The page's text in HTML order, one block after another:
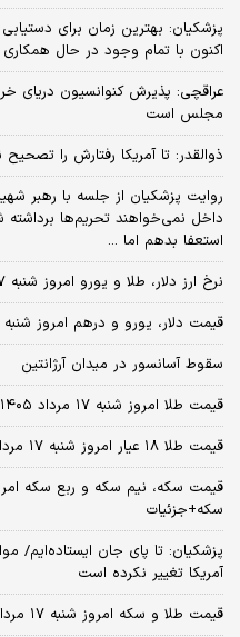
پزشکیان‌: بهترین زمان برای
اکنون با تمام وجود در حال
عراقچی: پذیرش کنوانسیون دریای
مجلس است
ذوالقدر: تا آمریکا رفتارش را
روایت پزشکیان از جلسه با رهبر
داخل نمی‌خواهند تحریم‌ها
استعفا بدهم اما ...
نرخ ارز دلار، طلا و یورو امروز شنبه ۱۷ مرداد ۱۴۰۵/ رشد قیمت طلا و سکه
قیمت دلار، یورو و درهم امروز شنبه ۱۷ مرداد ۱۴۰۵ |کاهش قیمت دلار
سقوط آسانسور در میدان آرژانتین
قیمت طلا امروز شنبه ۱۷ مرداد ۱۴۰۵/افزایش قیمت طلا
قیمت طلا ۱۸ عیار امروز شنبه ۱۷ مرداد ۱۴۰۵/افزایش قیمت طلا
سکه+جزئیات
پزشکیان: تا پای جان ایستاده‌ایم/
آمریکا تغییر نکرده است
قیمت طلا و سکه امروز شنبه ۱۷ مرداد ۱۴۰۵/افزایش قیمت طلا و سکه